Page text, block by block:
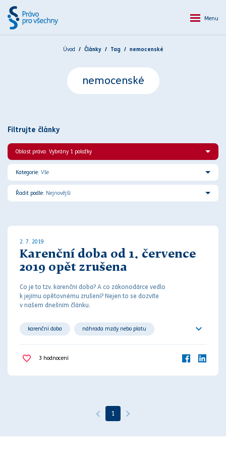
Menu
Úvod Články Tag nemocenské
nemocenské
Filtrujte články
Oblast práva: Vybrány 1 položky
Kategorie: Vše
Řadit podle: Nejnovější
2. 7. 2019
Karenční doba od 1. července
2019 opět zrušena
Co je to tzv. karenční doba? A co zákonodárce vedlo
k jejímu opětovnému zrušení? Nejen to se dozvíte
v našem dnešním článku.
karenční doba náhrada mzdy nebo platu
nemocenské zákoník práce zaměstnanec
zaměstnavatel
3 hodnocení
1